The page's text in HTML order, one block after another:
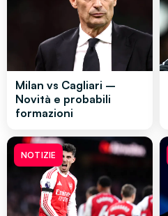
Milan vs Cagliari –
Novità e probabili
formazioni
NOTIZIE